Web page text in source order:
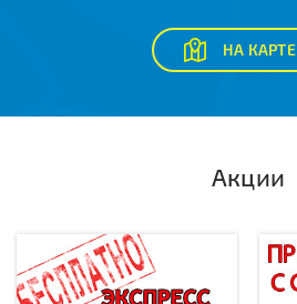
НА КАРТЕ
Акции